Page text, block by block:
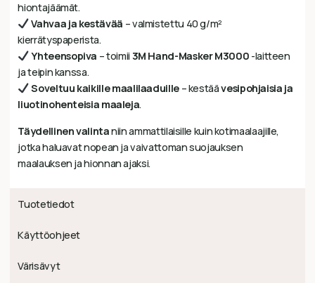
hiontajäämät.
Vahvaa ja kestävää – valmistettu 40 g/m²
kierrätyspaperista.
Yhteensopiva – toimii 3M Hand-Masker M3000 -laitteen
ja teipin kanssa.
Soveltuu kaikille maalilaaduille– kestäävesipohjaisia ja
liuotinohenteisia maaleja.
Täydellinen valintaniin ammattilaisille kuin kotimaalaajille,
jotka haluavat nopean ja vaivattoman suojauksen
maalauksen ja hionnan ajaksi.
Tuotetiedot
Käyttöohjeet
Värisävyt